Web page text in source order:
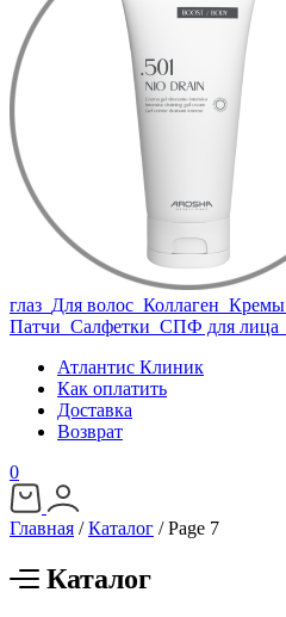
глаз Для волос Коллаген Кремы
Патчи Салфетки СПФ для лица
Атлантис Клиник
Как оплатить
Доставка
Возврат
0
Главная / Каталог /Page 7
Каталог